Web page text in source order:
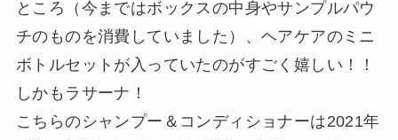
ところ（今まではボックスの中身やサンプルパウ
チのものを消費していました）、ヘアケアのミニ
ボトルセットが入っていたのがすごく嬉しい！！
しかもラサーナ！
こちらのシャンプー＆コンディショナーは2021年